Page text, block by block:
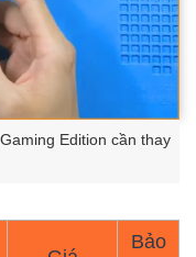
Edition cần thay
Bảo